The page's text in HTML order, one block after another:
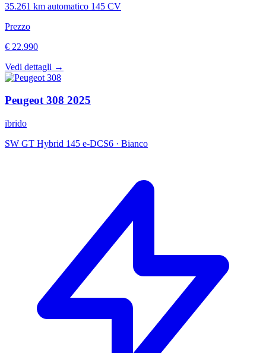
35.261 km automatico 145 CV
Prezzo
€ 22.990
Vedi dettagli →
Peugeot308 2025
ibrido
SW GT Hybrid 145 e-DCS6 · Bianco